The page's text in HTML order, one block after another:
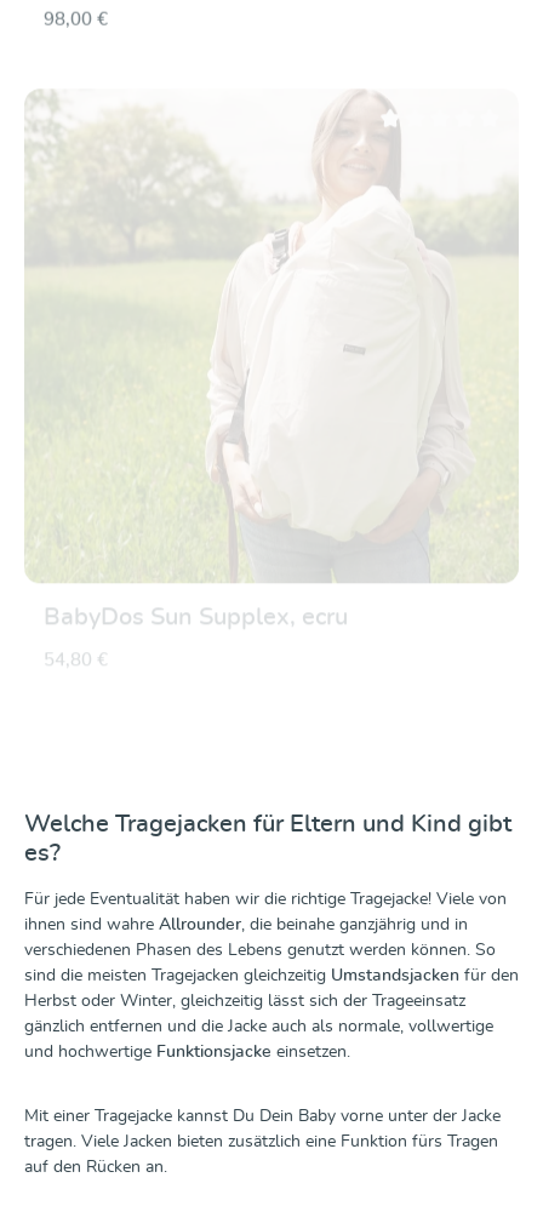
98,00 €
Durchschnittliche
Welche Tragejacken für Eltern und Kind gibt
es?
Für jede Eventualität haben wir die richtige Tragejacke! Viele von
ihnen sind wahre Allrounder , die beinahe ganzjährig und in
verschiedenen Phasen des Lebens genutzt werden können. So
sind die meisten Tragejacken gleichzeitig Umstandsjacken für den
Herbst oder Winter, gleichzeitig lässt sich der Trageeinsatz
gänzlich entfernen und die Jacke auch als normale, vollwertige
und hochwertige Funktionsjacke einsetzen.
Mit einer Tragejacke kannst Du Dein Baby vorne unter der Jacke
tragen. Viele Jacken bieten zusätzlich eine Funktion fürs Tragen
auf den Rücken an.